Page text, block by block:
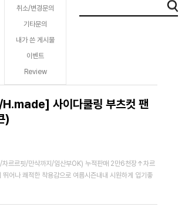
취소/변경문의
기타문의
내가 쓴 게시물
이벤트
Review
H.made] 사이다쿨링 부츠컷 팬
)
차르르핏/만삭까지/임산부OK) 누적판매 2만6천장↑차르
어나 쾌적한 착용감으로 여름시즌내내 시원하게 입기좋